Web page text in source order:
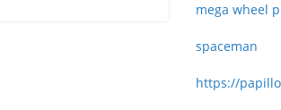
mega wheel
spaceman
https://